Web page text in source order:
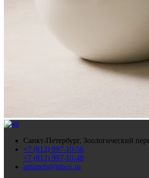
Санкт-Петербург, Зоологический
+7 (812) 997-10-56
+7 (812) 997-10-48
arhimeb@inbox.ru